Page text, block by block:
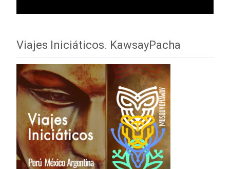
Viajes Iniciáticos. KawsayPacha